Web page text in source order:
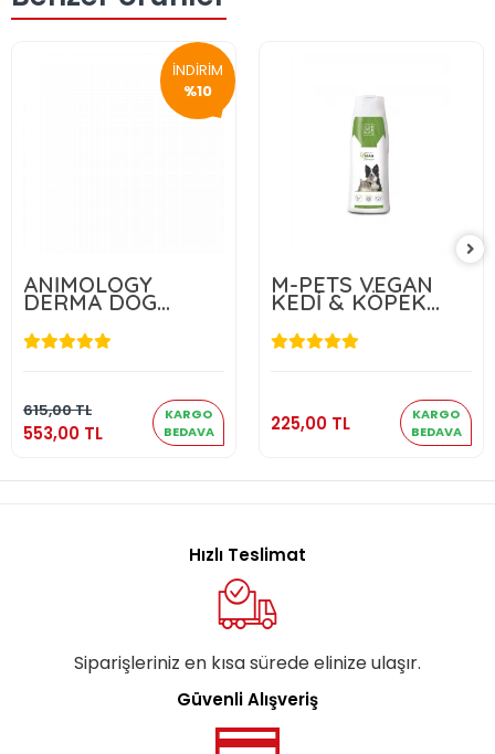
İNDİRİM
%10
ANİMOLOGY
DERMA DOG
SHAMPOO 250 ML
( KURU ŞAMPUAN
)
615,00 TL
553,00 TL
KARGO
BEDAVA
553,00 TL
Sepete Ekle
M-PETS VEGAN
KEDİ & KÖPEK
ŞAMPUANI 250ML
225,00 TL
KARGO
BEDAVA
225,00 TL
Sepete Ekle
Hızlı Teslimat
Siparişleriniz en kısa sürede elinize ulaşır.
Güvenli Alışveriş